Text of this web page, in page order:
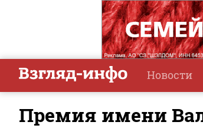
Новости
премия имени